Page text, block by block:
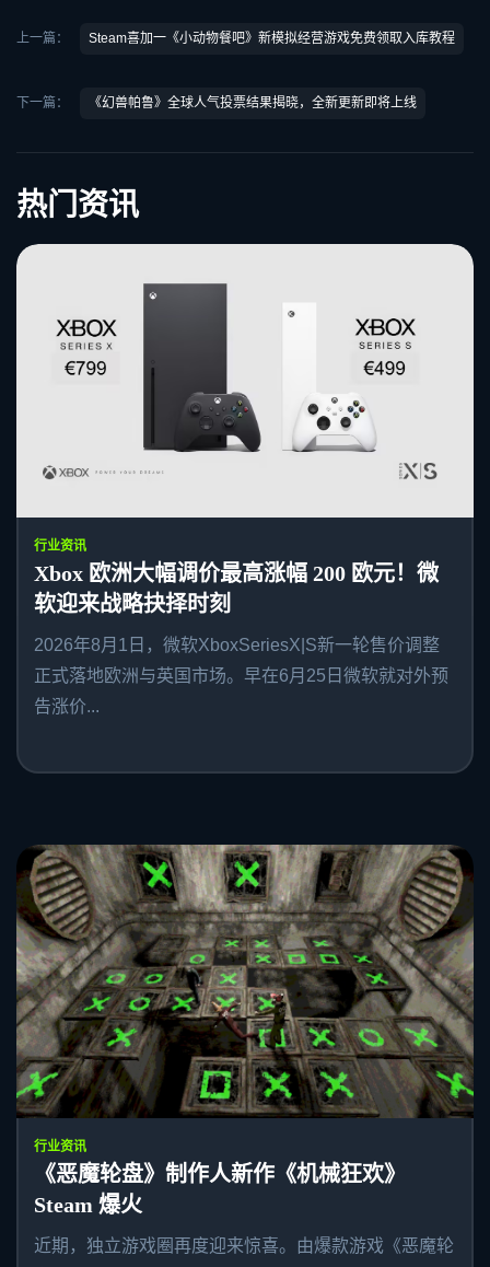
上一篇： Steam喜加一《小动物餐吧》新模拟经营游戏免费领取入库教程
下一篇： 《幻兽帕鲁》全球人气投票结果揭晓，全新更新即将上线
热门资讯
行业资讯
Xbox 欧洲大幅调价最高涨幅 200 欧元！微
软迎来战略抉择时刻
2026年8月1日，微软XboxSeriesX|S新一轮售价调整
正式落地欧洲与英国市场。早在6月25日微软就对外预
告涨价...
行业资讯
《恶魔轮盘》制作人新作《机械狂欢》
Steam 爆火
近期，独立游戏圈再度迎来惊喜。由爆款游戏《恶魔轮